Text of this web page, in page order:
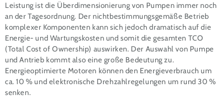
Leistung ist die Überdimensionierung von Pumpen immer noch
an der Tagesordnung. Der nichtbestimmungsgemäße Betrieb
komplexer Komponenten kann sich jedoch dramatisch auf die
Energie- und Wartungskosten und somit die gesamten TCO
(Total Cost of Ownership) auswirken. Der Auswahl von Pumpe
und Antrieb kommt also eine große Bedeutung zu.
Energieoptimierte Motoren können den Energieverbrauch um
ca. 10 % und elektronische Drehzahlregelungen um rund 30 %
senken.